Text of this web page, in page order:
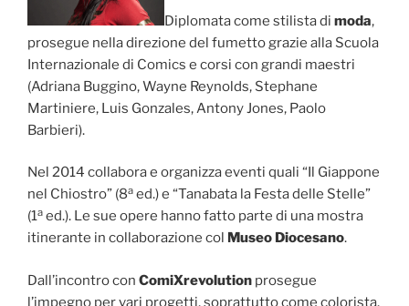
Diplomata come stilista di moda,
prosegue nella direzione del fumetto grazie alla Scuola
Internazionale di Comics e corsi con grandi maestri
(Adriana Buggino, Wayne Reynolds, Stephane
Martiniere, Luis Gonzales, Antony Jones, Paolo
Barbieri).
Nel 2014 collabora e organizza eventi quali “Il Giappone
nel Chiostro” (8a ed.) e “Tanabata la Festa delle Stelle”
(1a ed.). Le sue opere hanno fatto parte di una mostra
itinerante in collaborazione col Museo Diocesano.
Dall’incontro con ComiXrevolution prosegue
l’impegno per vari progetti, soprattutto come colorista.